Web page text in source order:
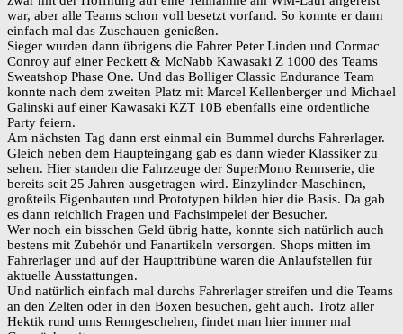
war, aber alle Teams schon voll besetzt vorfand. So konnte er dann
einfach mal das Zuschauen genießen.
Sieger wurden dann übrigens die Fahrer Peter Linden und Cormac
Conroy auf einer Peckett & McNabb Kawasaki Z 1000 des Teams
Sweatshop Phase One. Und das Bolliger Classic Endurance Team
konnte nach dem zweiten Platz mit Marcel Kellenberger und Michael
Galinski auf einer Kawasaki KZT 10B ebenfalls eine ordentliche
Party feiern.
Am nächsten Tag dann erst einmal ein Bummel durchs Fahrerlager.
Gleich neben dem Haupteingang gab es dann wieder Klassiker zu
sehen. Hier standen die Fahrzeuge der SuperMono Rennserie, die
bereits seit 25 Jahren ausgetragen wird. Einzylinder-Maschinen,
großteils Eigenbauten und Prototypen bilden hier die Basis. Da gab
es dann reichlich Fragen und Fachsimpelei der Besucher.
Wer noch ein bisschen Geld übrig hatte, konnte sich natürlich auch
bestens mit Zubehör und Fanartikeln versorgen. Shops mitten im
Fahrerlager und auf der Haupttribüne waren die Anlaufstellen für
aktuelle Ausstattungen.
Und natürlich einfach mal durchs Fahrerlager streifen und die Teams
an den Zelten oder in den Boxen besuchen, geht auch. Trotz aller
Hektik rund ums Renngeschehen, findet man hier immer mal